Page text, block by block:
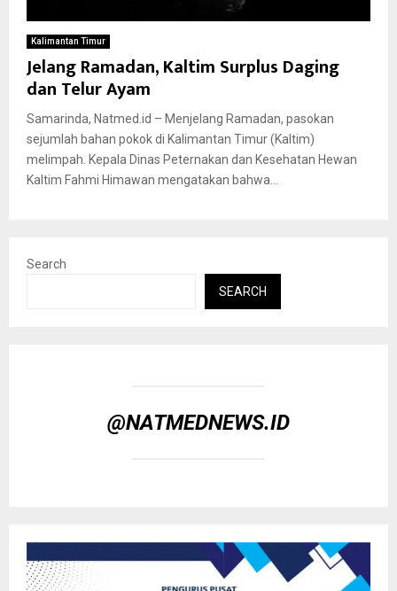
Kalimantan Timur
Jelang Ramadan, Kaltim Surplus Daging
dan Telur Ayam
Samarinda, Natmed.id – Menjelang Ramadan, pasokan
sejumlah bahan pokok di Kalimantan Timur (Kaltim)
melimpah. Kepala Dinas Peternakan dan Kesehatan Hewan
Kaltim Fahmi Himawan mengatakan bahwa...
Search
SEARCH
@NATMEDNEWS.ID